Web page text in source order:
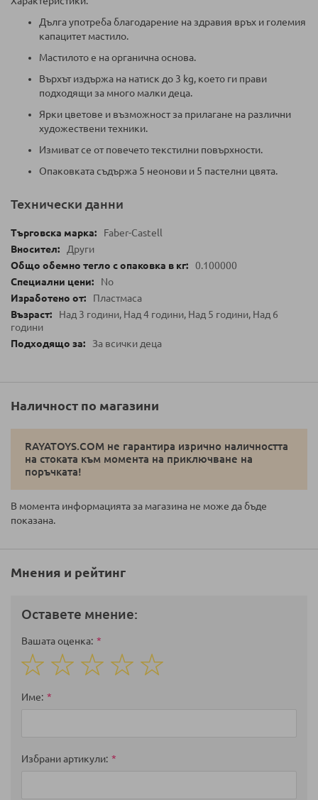
Дълга употреба благодарение на здравия връх и големия
капацитет мастило.
Мастилото е на органична основа.
Върхът издържа на натиск до 3 kg, което ги прави
подходящи за много малки деца.
Ярки цветове и възможност за прилагане на различни
художествени техники.
Измиват се от повечето текстилни повърхности.
Опаковката съдържа 5 неонови и 5 пастелни цвята.
Технически данни
Faber-Castell
Други
0.100000
No
Пластмаса
Над 3 години, Над 4 години, Над 5 години, Над 6
години
За всички деца
Наличност по магазини
RAYATOYS.COM не гарантира изрично наличността
на стоката към момента на приключване на
поръчката!
В момента информацията за магазина не може да бъде
показана.
Мнения и рейтинг
Оставете мнение:
Вашата оценка
star
stars
stars
stars
stars
Име
Избрани артикули